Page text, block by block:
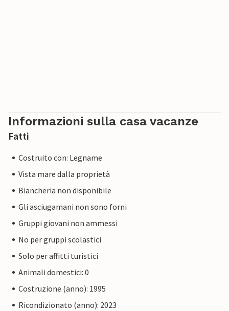
Informazioni sulla casa vacanze
Fatti
Costruito con: Legname
Vista mare dalla proprietà
Biancheria non disponibile
Gli asciugamani non sono forni
Gruppi giovani non ammessi
No per gruppi scolastici
Solo per affitti turistici
Animali domestici: 0
Costruzione (anno): 1995
Ricondizionato (anno): 2023